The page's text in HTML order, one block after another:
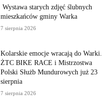
Wystawa starych zdjęć ślubnych
mieszkańców gminy Warka
7 sierpnia 2026
Kolarskie emocje wracają do Warki.
ŻTC BIKE RACE i Mistrzostwa
Polski Służb Mundurowych już 23
sierpnia
7 sierpnia 2026